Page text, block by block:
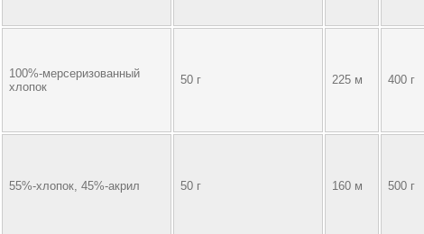
100%-мерсеризованный
хлопок
50 г 225 м 400 г
55%-хлопок, 45%-акрил 50 г 160 м 500 г